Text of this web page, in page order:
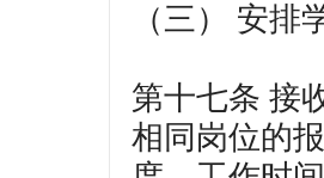
（三） 安排
第十七条 接
相同岗位的